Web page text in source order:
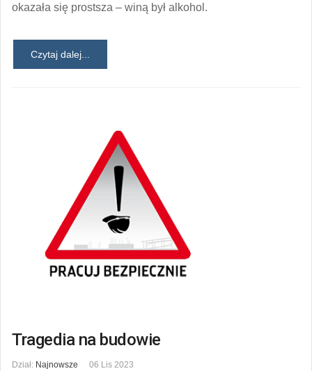
okazała się prostsza – winą był alkohol.
Czytaj dalej...
Tragedia na budowie
Dział: Najnowsze 06 Lis 2023